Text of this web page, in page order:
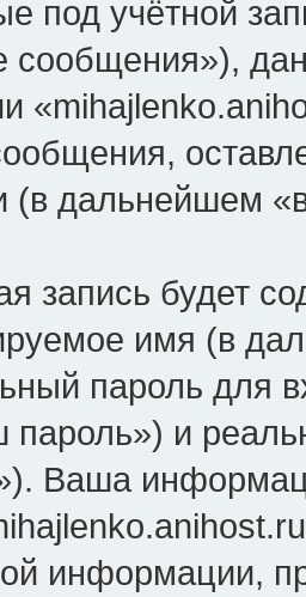
под учётной
(в дальнейшем
запись будет
имя (в
пароль для
пароль») и
Ваша
информации,